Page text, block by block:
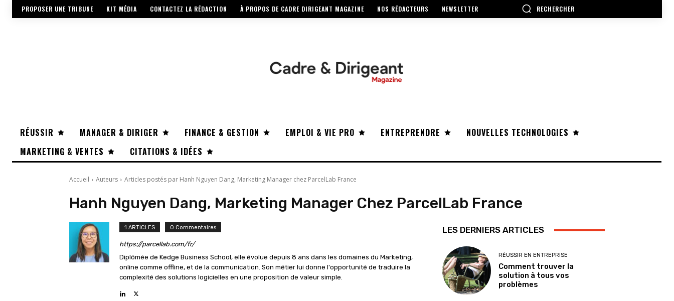
PROPOSER UNE TRIBUNE KIT MÉDIA CONTACTEZ LA RÉDACTION À PROPOS DE CADRE DIRIGEANT MAGAZINE NOS RÉDACTEURS NEWSLETTER RECHERCHER
RÉUSSIR MANAGER & DIRIGER FINANCE & GESTION EMPLOI & VIE PRO ENTREPRENDRE
NOUVELLES TECHNOLOGIES
MARKETING & VENTES
CITATIONS & IDÉES
Accueil Auteurs Articles postés par Hanh Nguyen Dang, Marketing Manager chez ParcelLab France
Hanh Nguyen Dang, Marketing Manager Chez ParcelLab France
1 ARTICLES 0 Commentaires
https://parcellab.com/fr/
Diplômée de Kedge Business School, elle évolue depuis 8 ans dans les domaines du Marketing,
online comme offline, et de la communication. Son métier lui donne l'opportunité de traduire la
complexité des solutions logicielles en une proposition de valeur simple.
LES DERNIERS ARTICLES
RÉUSSIR EN ENTREPRISE
Comment trouver la
solution à tous vos
problèmes